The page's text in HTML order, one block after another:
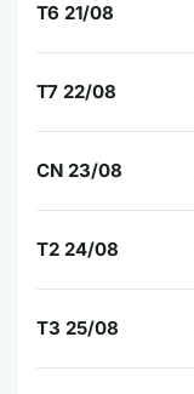
T6 21/08
T7 22/08
CN 23/08
T2 24/08
T3 25/08